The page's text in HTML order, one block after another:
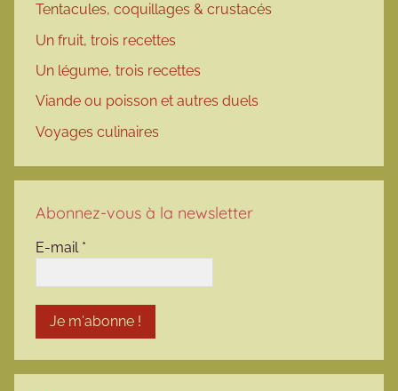
Tentacules, coquillages & crustacés
Un fruit, trois recettes
Un légume, trois recettes
Viande ou poisson et autres duels
Voyages culinaires
Abonnez-vous à la newsletter
E-mail *